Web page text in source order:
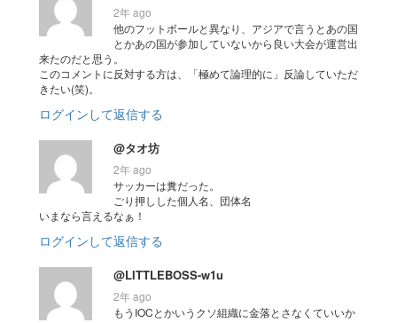
2年 ago
他のフットボールと異なり、アジアで言うとあの国
とかあの国が参加していないから良い大会が運営出
来たのだと思う。
このコメントに反対する方は、「極めて論理的に」反論していただ
きたい(笑)。
ログインして返信する
@タオ坊
2年 ago
サッカーは糞だった。
ごり押しした個人名、団体名
いまなら言えるなぁ！
ログインして返信する
@LITTLEBOSS-w1u
2年 ago
もうIOCとかいうクソ組織に金落とさなくていいか